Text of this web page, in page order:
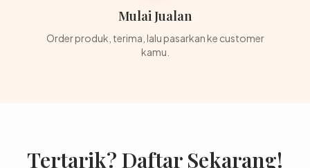
Mulai Jualan
Order produk, terima, lalu pasarkan ke customer
kamu.
Tertarik? Daftar Sekarang!